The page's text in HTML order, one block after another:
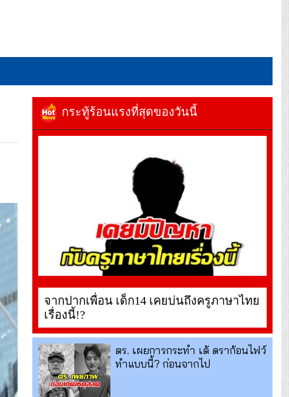
กระทู้ร้อนแรงที่สุดของวันนี้
จากปากเพื่อน เด็ก14 เคยบ่นถึงครูภาษาไทย
เรื่องนี้!?
ตร. เผยการกระทำ เต้ ดราก้อนไฟว์
ทำแบบนี้? ก่อนจากไป